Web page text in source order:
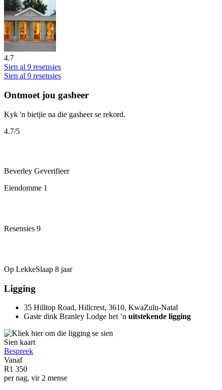
4.7
Sien al 9 resensies
Sien al 9 resensies
Ontmoet jou gasheer
Kyk 'n bietjie na die gasheer se rekord.
4.7/5
Beverley Geverifieer
Eiendomme 1
Resensies 9
Op LekkeSlaap 8 jaar
Ligging
35 Hilltop Road, Hillcrest, 3610, KwaZulu-Natal
Gaste dink Branley Lodge het ’n uitstekende ligging
Sien kaart
Bespreek
Vanaf
R1 350
per nag, vir 2 mense